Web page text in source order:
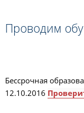
Проводим
Бессрочная
12.10.2016